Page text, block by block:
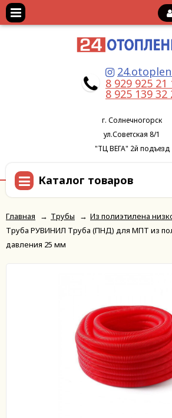
8 929 925 21
8 925 139 32
г. Солнечногорск
ул.Советская 8/1
"ТЦ ВЕГА" 2й подъезд
Каталог товаров
Главная → Трубы → Из полиэтилена
Труба РУВИНИЛ Труба (ПНД) для МПТ из
давления 25 мм